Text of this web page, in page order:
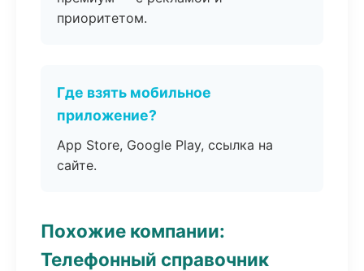
приоритетом.
Где взять мобильное
приложение?
App Store, Google Play, ссылка на
сайте.
Похожие компании:
Телефонный справочник